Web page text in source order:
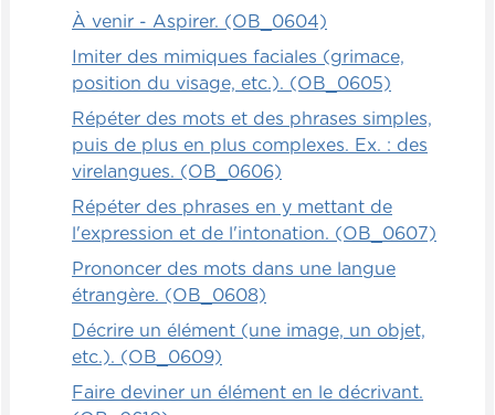
être bien intéressant. Le ruban à masquer,
les murs quand on peint, c'est vraiment
extraordinaire. On peut faire des formes et
des lettres géantes sur le sol. On peut faire
marcher l'enfant dessus. Il y a plein de
choses qu'on peut faire avec cela. Les
petits bâtonnets, que ce soit des bâtonnets
de bois, des petites branches ou des
reproduire diverses formes.
C'est la première étape. C'est avec des
objets du quotidien, avec toutes sortes de
en apprenant tranquillement. Ensuite, nous
À venir - Aspirer. (OB_0604)
Imiter des mimiques faciales (grimace,
position du visage, etc.). (OB_0605)
Répéter des mots et des phrases simples,
puis de plus en plus complexes. Ex. : des
virelangues. (OB_0606)
Répéter des phrases en y mettant de
l'expression et de l'intonation. (OB_0607)
Prononcer des mots dans une langue
étrangère. (OB_0608)
Décrire un élément (une image, un objet,
etc.). (OB_0609)
Faire deviner un élément en le décrivant.